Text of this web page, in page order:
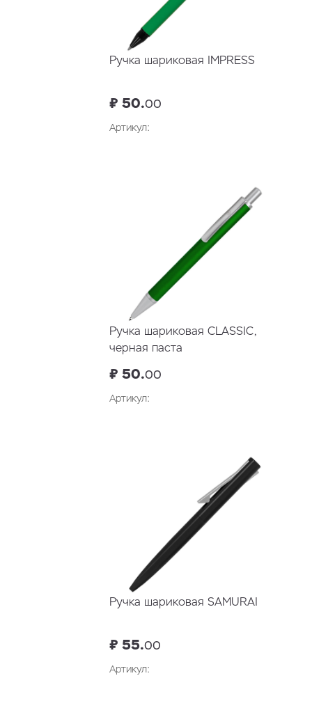
Ручка шариковая IMPRESS
₽ 50.00
Артикул:
Ручка шариковая CLASSIC,
черная паста
₽ 50.00
Артикул:
Ручка шариковая SAMURAI
₽ 55.00
Артикул: